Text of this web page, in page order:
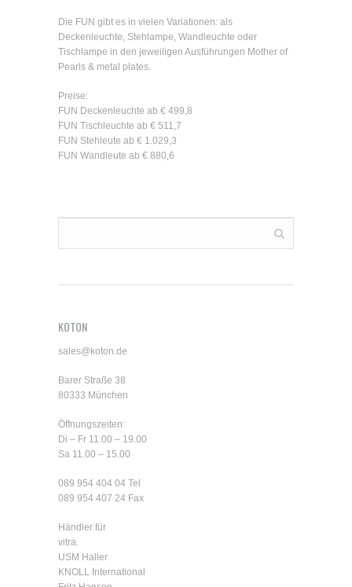
Die FUN gibt es in vielen Variationen: als
Deckenleuchte, Stehlampe, Wandleuchte oder
Tischlampe in den jeweiligen Ausführungen Mother of
Pearls & metal plates.
Preise:
FUN Deckenleuchte ab € 499,8
FUN Tischleuchte ab € 511,7
FUN Stehleute ab € 1.029,3
FUN Wandleute ab € 880,6
KOTON
sales@koton.de
Barer Straße 38
80333 München
Öffnungszeiten:
Di – Fr 11.00 – 19.00
Sa 11.00 – 15.00
089 954 404 04 Tel
089 954 407 24 Fax
Händler für
vitra.
USM Haller
KNOLL International